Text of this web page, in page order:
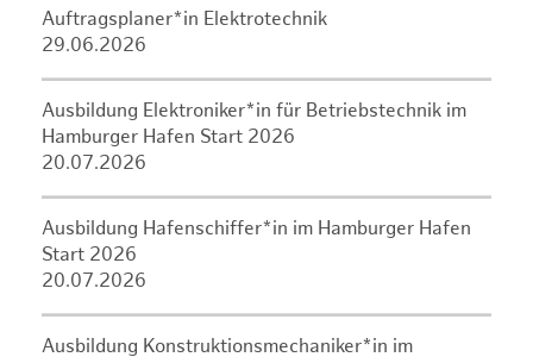
Auftragsplaner*in Elektrotechnik
29.06.2026
Ausbildung Elektroniker*in für Betriebstechnik im
Hamburger Hafen Start 2026
20.07.2026
Ausbildung Hafenschiffer*in im Hamburger Hafen
Start 2026
20.07.2026
Ausbildung Konstruktionsmechaniker*in im